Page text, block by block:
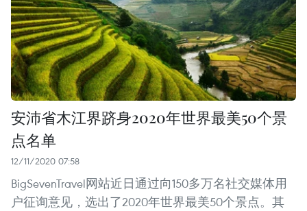
安沛省木江界跻身2020年世界最美50个景
点名单
12/11/2020 07:58
BigSevenTravel网站近日通过向150多万名社交媒体用
户征询意见，选出了2020年世界最美50个景点。其